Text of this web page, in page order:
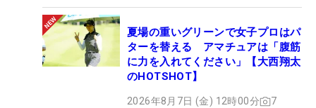
夏場の重いグリーンで女子プロはパ
ターを替える アマチュアは「腹筋
に力を入れてください」【大西翔太
のHOTSHOT】
2026年8月7日 (金) 12時00分 7